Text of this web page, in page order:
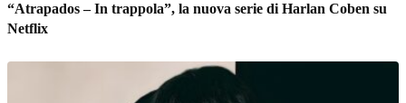
“Atrapados – In trappola”, la nuova serie di Harlan Coben su
Netflix